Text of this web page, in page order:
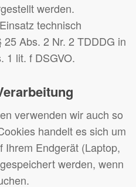
werden.
technisch
Abs. 2 Nr. 2 TDDDG in
1 lit. f DSGVO.
verwenden wir auch so
handelt es sich um
Ihrem Endgerät (Laptop,
werden, wenn